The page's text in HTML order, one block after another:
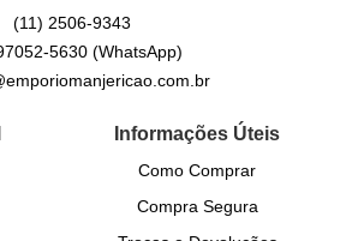
(11) 2506-9343
5630(WhatsApp)
Informações Úteis
Como Comprar
Compra Segura